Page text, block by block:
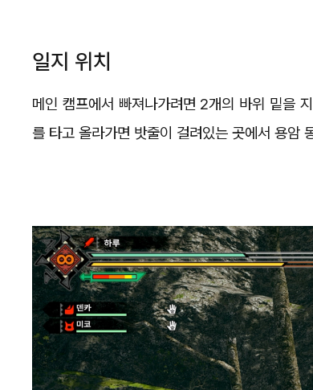
일지 위치
메인 캠프에서 빠져나가려면 2개의 바위 밑을
를 타고 올라가면 밧줄이 걸려있는 곳에서 용암